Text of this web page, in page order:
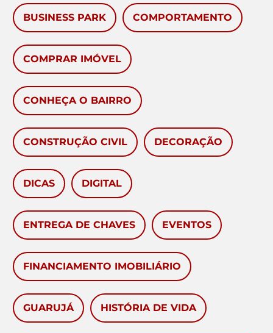
BUSINESS PARK COMPORTAMENTO
COMPRAR IMÓVEL
CONHEÇA O BAIRRO
CONSTRUÇÃO CIVIL DECORAÇÃO
DICAS DIGITAL
ENTREGA DE CHAVES EVENTOS
FINANCIAMENTO IMOBILIÁRIO
GUARUJÁ HISTÓRIA DE VIDA